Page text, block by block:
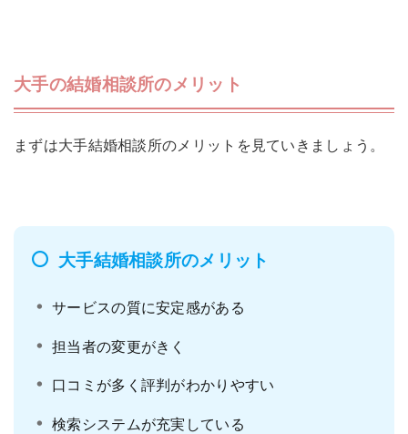
大手の結婚相談所のメリット
まずは大手結婚相談所のメリットを見ていきましょう。
大手結婚相談所のメリット
サービスの質に安定感がある
担当者の変更がきく
口コミが多く評判がわかりやすい
検索システムが充実している